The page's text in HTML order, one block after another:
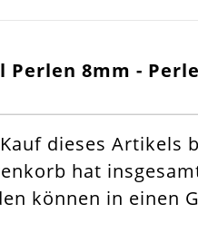
8mm -
dieses Artikels
hat
können in einen